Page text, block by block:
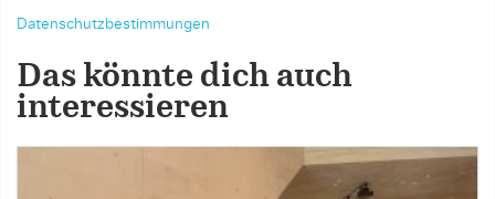
Datenschutzbestimmungen
Das könnte dich auch
interessieren